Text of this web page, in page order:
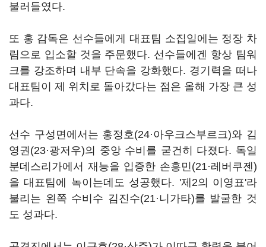
불러들였다.
또 홍 감독은 선수들에게 대표팀 소집일에는 정장 차
림으로 입소할 것을 주문했다. 선수들에겐 항상 팀워
크를 강조하며 내부 단속을 강화했다. 경기력을 떠나
대표팀이 제 위치로 돌아갔다는 점은 올해 가장 큰 성
과다.
선수 구성면에서는 홍정호(24·아우크스부르크)와 김
영권(23·광저우)의 중앙 수비를 굳건히 다졌다. 독일
분데스리가에서 재능을 입증한 손흥민(21·레버쿠젠)
을 대표팀에 녹이는데도 성공했다. '제2의 이영표'라
불리는 왼쪽 수비수 김진수(21·니가타)를 발굴한 것
도 성과다.